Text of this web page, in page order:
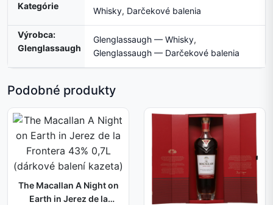
Kategórie Whisky, Darčekové balenia
Výrobca:
Glenglassaugh
Glenglassaugh — Whisky,
Glenglassaugh — Darčekové balenia
Podobné produkty
The Macallan A Night on
Earth in Jerez de la